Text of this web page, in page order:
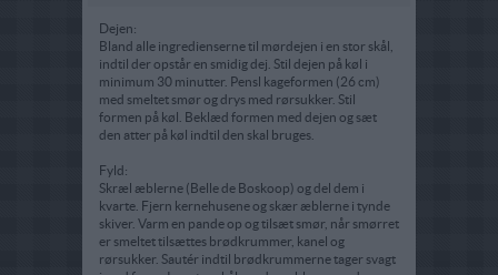
Dejen:
Bland alle ingredienserne til mørdejen i en stor skål,
indtil der opstår en smidig dej. Stil dejen på køl i
minimum 30 minutter. Pensl kageformen (26 cm)
med smeltet smør og drys med rørsukker. Stil
formen på køl. Beklæd formen med dejen og sæt
den atter på køl indtil den skal bruges.
Fyld:
Skræl æblerne (Belle de Boskoop) og del dem i
kvarte. Fjern kernehusene og skær æblerne i tynde
skiver. Varm en pande op og tilsæt smør, når smørret
er smeltet tilsættes brødkrummer, kanel og
rørsukker. Sautér indtil brødkrummerne tager svagt